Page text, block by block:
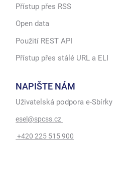
Přístup přes RSS
Open data
Použití REST API
Přístup přes stálé URL a ELI
NAPIŠTE NÁM
Uživatelská podpora e-Sbírky
esel@spcss.cz
+420 225 515 900